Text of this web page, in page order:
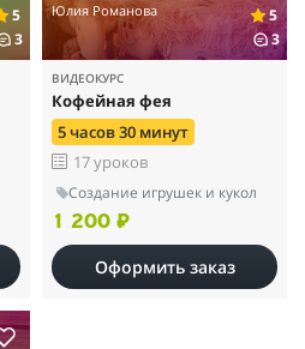
5
3
Юлия Романова
5
3
ВИДЕОКУРС
Кофейная фея
5 часов 30 минут
17 уроков
Создание игрушек и кукол
1 200 ₽
Оформить заказ